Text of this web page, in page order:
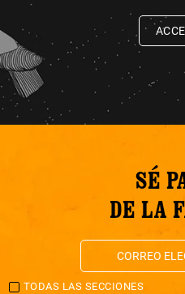
SÉ
DE LA
TODAS LAS SECCIONES